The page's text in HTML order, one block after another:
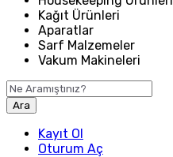
Kağıt Ürünleri
Aparatlar
Sarf Malzemeler
Vakum Makineleri
Ara
Kayıt Ol
Oturum Aç